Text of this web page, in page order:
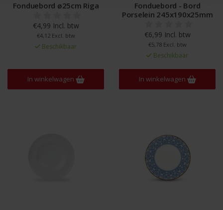
Fonduebord ø25cm Riga
€4,99 Incl. btw
€4,12 Excl. btw
Beschikbaar
In winkelwagen
Fonduebord - Bord
Porselein 245x190x25mm
€6,99 Incl. btw
€5,78 Excl. btw
Beschikbaar
In winkelwagen